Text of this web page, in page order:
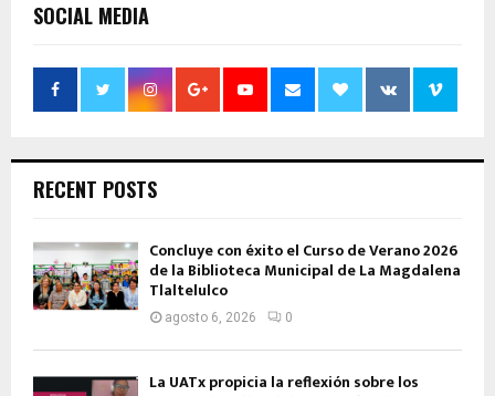
SOCIAL MEDIA
RECENT POSTS
Concluye con éxito el Curso de Verano 2026
de la Biblioteca Municipal de La Magdalena
Tlaltelulco
agosto 6, 2026 0
La UATx propicia la reflexión sobre los